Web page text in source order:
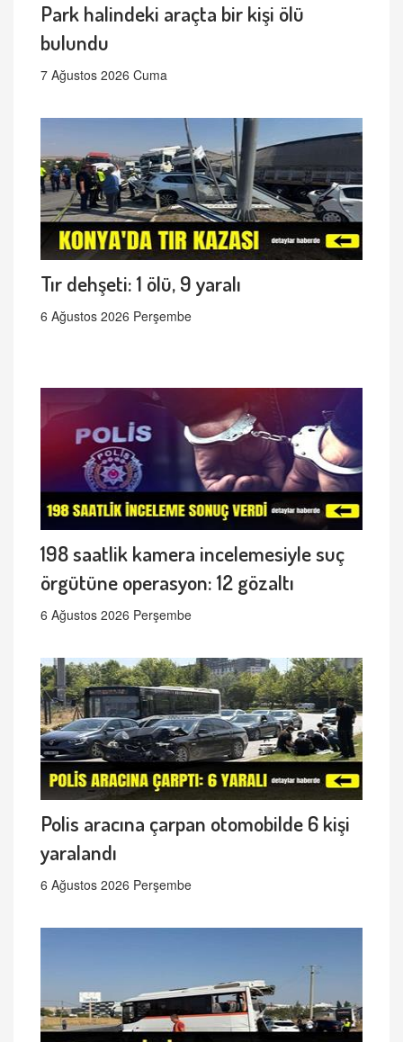
Park halindeki araçta bir kişi ölü
bulundu
7 Ağustos 2026 Cuma
Tır dehşeti: 1 ölü, 9 yaralı
6 Ağustos 2026 Perşembe
198 saatlik kamera incelemesiyle suç
örgütüne operasyon: 12 gözaltı
6 Ağustos 2026 Perşembe
Polis aracına çarpan otomobilde 6 kişi
yaralandı
6 Ağustos 2026 Perşembe